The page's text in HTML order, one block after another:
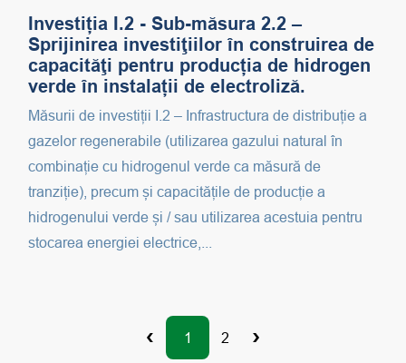
Investiția I.2 - Sub-măsura 2.2 –
Sprijinirea investiţiilor în construirea de
capacităţi pentru producția de hidrogen
verde în instalații de electroliză.
Măsurii de investiții I.2 – Infrastructura de distribuție a
gazelor regenerabile (utilizarea gazului natural în
combinație cu hidrogenul verde ca măsură de
tranziție), precum și capacitățile de producție a
hidrogenului verde și / sau utilizarea acestuia pentru
stocarea energiei electrice,...
1 2